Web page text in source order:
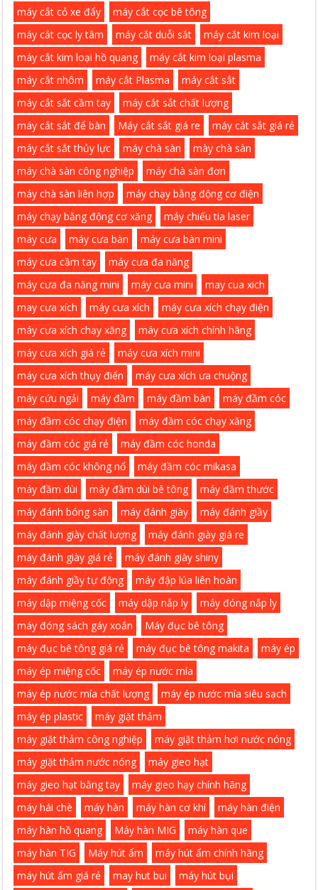
máy cắt cỏ xe đẩy
máy cắt cọc bê tông
máy cắt cọc ly tâm
máy cắt duỗi sắt
máy cắt kim loại
máy cắt kim loại hồ quang
máy cắt kim loại plasma
máy cắt nhôm
máy cắt Plasma
máy cắt sắt
máy cắt sắt cầm tay
máy cắt sắt chất lượng
máy cắt sắt để bàn
Máy cắt sắt giá re
máy cắt sắt giá rẻ
máy cắt sắt thủy lực
máy chà sàn
mày chà sàn
máy chà sàn công nghiệp
máy chà sàn đơn
máy chà sàn liên hợp
máy chạy bằng động cơ điện
máy chạy bằng động cơ xăng
máy chiếu tia laser
máy cưa
máy cưa bàn
máy cưa bàn mini
máy cưa cầm tay
máy cưa đa năng
máy cưa đa năng mini
máy cưa mini
may cua xich
may cưa xích
máy cưa xích
máy cưa xích chạy điện
máy cưa xích chạy xăng
máy cưa xích chính hãng
máy cưa xích giá rẻ
máy cưa xích mini
máy cưa xích thụy điển
máy cưa xích ưa chuộng
máy cứu ngải
máy đầm máy đầm bàn
máy đầm cóc
máy đầm cóc chạy điện
máy đầm cóc chạy xăng
máy đầm cóc giá rẻ
máy đầm cóc honda
máy đầm cóc không nổ
máy đầm cóc mikasa
máy đầm dùi
máy đầm dùi bê tông
máy đầm thước
máy đánh bóng sàn
máy đánh giày
máy đánh giầy
máy đánh giày chất lượng
máy đánh giày giá re
máy đánh giày giá rẻ
máy đánh giày shiny
máy đánh giầy tự động
máy đập lúa liên hoàn
máy dập miệng cốc
máy dập nắp ly
máy đóng nắp ly
máy đóng sách gáy xoắn
Máy đục bê tông
máy đục bê tông giá rẻ
máy đục bê tông makita
máy ép
máy ép miệng cốc
máy ép nước mía
máy ép nước mía chất lượng
máy ép nước mía siêu sạch
máy ép plastic
máy giặt thảm
máy giặt thảm công nghiệp
máy giặt thảm hơi nước nóng
máy giặt thảm nước nóng
máy gieo hạt
máy gieo hạt bằng tay
máy gieo hạy chính hãng
máy hái chè
máy hàn máy hàn cơ khí
máy hàn điện
máy hàn hồ quang
Máy hàn MIG
máy hàn que
máy hàn TIG
Máy hút ẩm
máy hút ẩm chính hãng
máy hút ẩm giá rẻ
may hut bui máy hút bụi